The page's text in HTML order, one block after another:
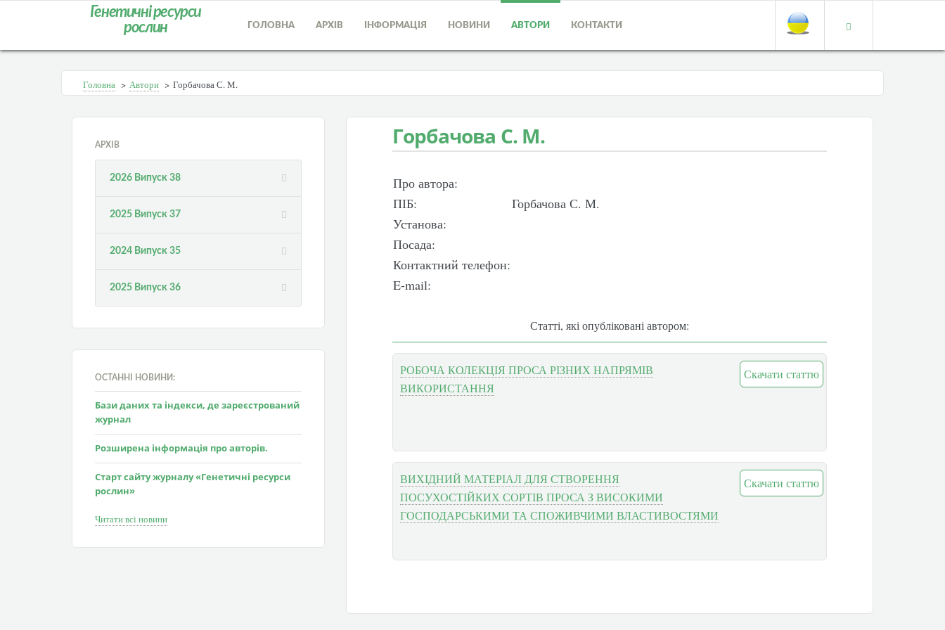
Генетичні ресурси
рослин
ГОЛОВНА АРХІВ ІНФОРМАЦІЯ НОВИНИ АВТОРИ КОНТАКТИ
Головна > Автори > Горбачова С. М.
АРХІВ
2026 Випуск 38
2025 Випуск 37
2024 Випуск 35
2025 Випуск 36
ОСТАННІ НОВИНИ:
Бази даних та індекси, де зареєстрований
журнал
Розширена інформація про авторів.
Старт сайту журналу «Генетичні ресурси
рослин»
Читати всі новини
Горбачова С. М.
Про автора:
ПІБ:
Горбачова С. М.
Установа:
Посада:
Контактний телефон:
E-mail:
Статті, які опубліковані автором:
Скачати статтю
РОБОЧА КОЛЕКЦІЯ ПРОСА РІЗНИХ НАПРЯМІВ
ВИКОРИСТАННЯ
Скачати статтю
ВИХІДНИЙ МАТЕРІАЛ ДЛЯ СТВОРЕННЯ
ПОСУХОСТІЙКИХ СОРТІВ ПРОСА З ВИСОКИМИ
ГОСПОДАРСЬКИМИ ТА СПОЖИВЧИМИ ВЛАСТИВОСТЯМИ